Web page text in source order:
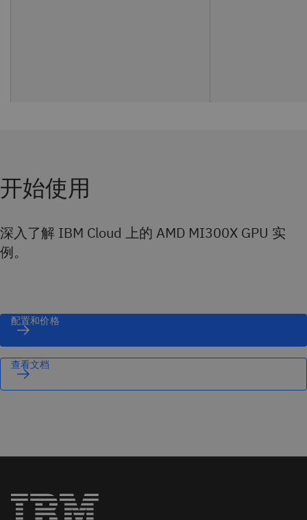
开始使用
深入了解 IBM Cloud 上的 AMD MI300X GPU 实
例。
配置和价格
查看文档